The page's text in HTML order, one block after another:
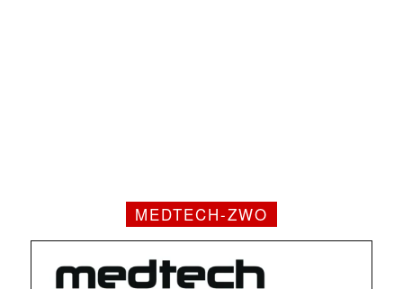
MEDTECH-ZWO